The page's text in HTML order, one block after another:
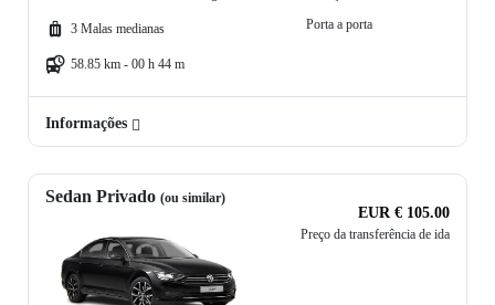
3 Malas medianas
58.85 km - 00 h 44 m
Porta a porta
Informações
Sedan Privado (ou similar)
EUR € 105.00
Preço da transferência de ida